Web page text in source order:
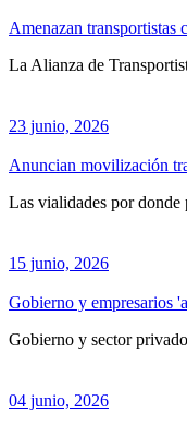
Amenazan transportistas
La Alianza de
23 junio, 2026
Anuncian movilización
Las vialidades por donde
15 junio, 2026
Gobierno y empresarios
Gobierno y sector
04 junio, 2026